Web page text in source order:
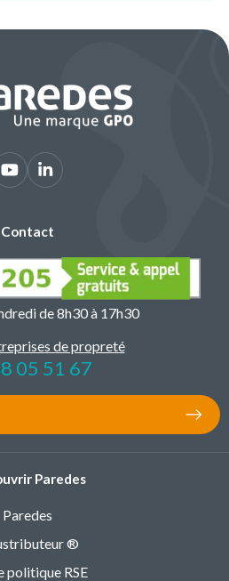
Contact
de 8h30 à 17h30
de propreté
05 51 67
Paredes
Paredes
®
politique RSE